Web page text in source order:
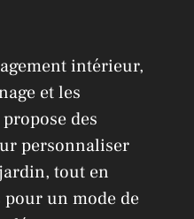
intérieur,
et les
des
personnaliser
tout en
pour un mode de